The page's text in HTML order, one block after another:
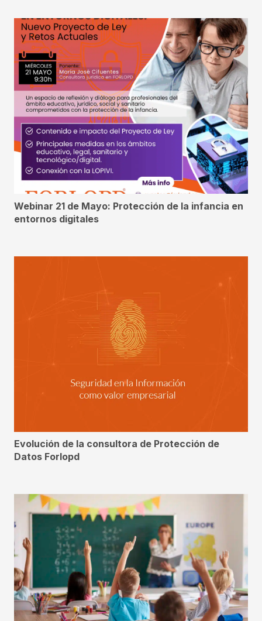
Webinar 21 de Mayo: Protección de la infancia en
entornos digitales
Evolución de la consultora de Protección de
Datos Forlopd